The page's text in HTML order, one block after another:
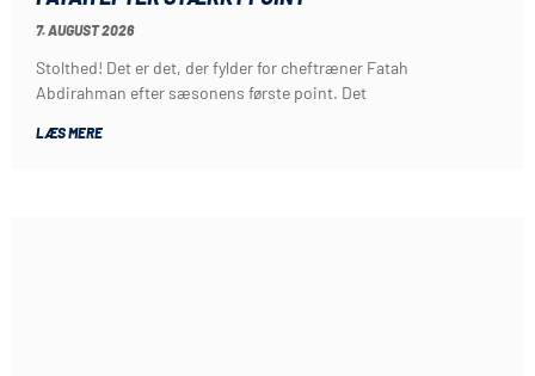
7. AUGUST 2026
Stolthed! Det er det, der fylder for cheftræner Fatah
Abdirahman efter sæsonens første point. Det
LÆS MERE